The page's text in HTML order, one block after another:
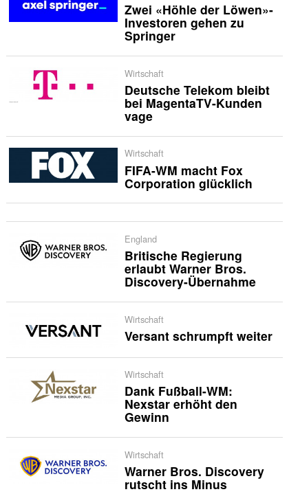
Zwei «Höhle der Löwen»-
Investoren gehen zu
Springer
Wirtschaft
Deutsche Telekom bleibt
bei MagentaTV-Kunden
vage
Wirtschaft
FIFA-WM macht Fox
Corporation glücklich
England
Britische Regierung
erlaubt Warner Bros.
Discovery-Übernahme
Wirtschaft
Versant schrumpft weiter
Wirtschaft
Dank Fußball-WM:
Nexstar erhöht den
Gewinn
Wirtschaft
Warner Bros. Discovery
rutscht ins Minus